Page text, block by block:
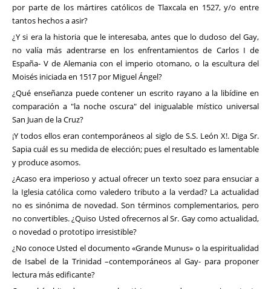
por parte de los mártires católicos de Tlaxcala en 1527, y/o entre
tantos hechos a asir?
¿Y si era la historia que le interesaba, antes que lo dudoso del Gay,
no valía más adentrarse en los enfrentamientos de Carlos I de
España- V de Alemania con el imperio otomano, o la escultura del
Moisés iniciada en 1517 por Miguel Ángel?
¿Qué enseñanza puede contener un escrito rayano a la libídine en
comparación a "la noche oscura" del inigualable místico universal
San Juan de la Cruz?
¡Y todos ellos eran contemporáneos al siglo de S.S. León X!. Diga Sr.
Sapia cuál es su medida de elección; pues el resultado es lamentable
y produce asomos.
¿Acaso era imperioso y actual ofrecer un texto soez para ensuciar a
la Iglesia católica como valedero tributo a la verdad? La actualidad
no es sinónima de novedad. Son términos complementarios, pero
no convertibles. ¿Quiso Usted ofrecernos al Sr. Gay como actualidad,
o novedad o prototipo irresistible?
¿No conoce Usted el documento «Grande Munus» o la espiritualidad
de Isabel de la Trinidad –contemporáneos al Gay- para proponer
lectura más edificante?